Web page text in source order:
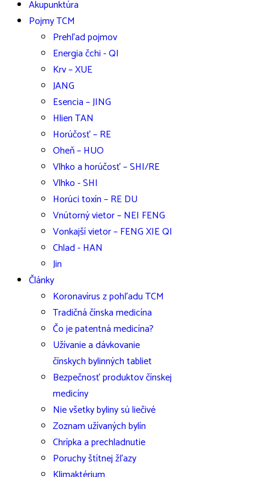
Akupunktúra
Pojmy TCM
Prehľad pojmov
Energia čchi - QI
Krv – XUE
JANG
Esencia – JING
Hlien TAN
Horúčosť – RE
Oheň – HUO
Vlhko a horúčosť – SHI/RE
Vlhko - SHI
Horúci toxín – RE DU
Vnútorný vietor – NEI FENG
Vonkajší vietor – FENG XIE QI
Chlad - HAN
Jin
Články
Koronavírus z pohľadu TCM
Tradičná čínska medicína
Čo je patentná medicína?
Užívanie a dávkovanie
čínskych bylinných tabliet
Bezpečnosť produktov čínskej
medicíny
Nie všetky byliny sú liečivé
Zoznam užívaných bylín
Chrípka a prechladnutie
Poruchy štítnej žľazy